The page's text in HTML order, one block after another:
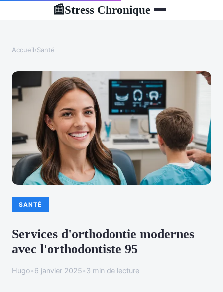
📰Stress Chronique
Accueil›Santé
SANTÉ
Services d'orthodontie modernes
avec l'orthodontiste 95
Hugo•6 janvier 2025•3 min de lecture